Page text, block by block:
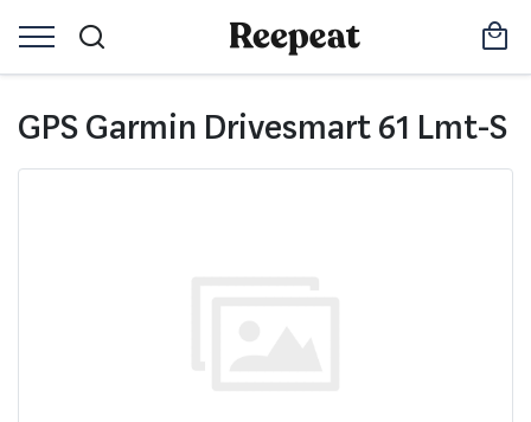
GPS Garmin Drivesmart 61 Lmt-S